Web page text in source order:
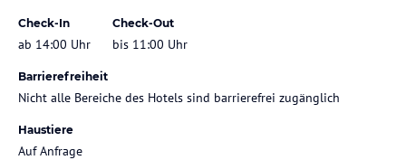
Check-In
ab 14:00 Uhr
Check-Out
bis 11:00 Uhr
Barrierefreiheit
Nicht alle Bereiche des Hotels sind barrierefrei zugänglich
Haustiere
Auf Anfrage